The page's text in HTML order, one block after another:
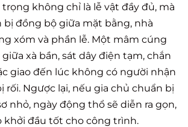
trọng không chỉ là lễ vật đầy đủ, mà
bị đồng bộ giữa mặt bằng, nhà
xóm và phần lễ. Một mâm cúng
xà bần, sát dây điện tạm, chắn
giao đến lúc không có người nhận
rối. Ngược lại, nếu gia chủ chuẩn bị
nhỏ, ngày động thổ sẽ diễn ra gọn,
khởi đầu tốt cho công trình.